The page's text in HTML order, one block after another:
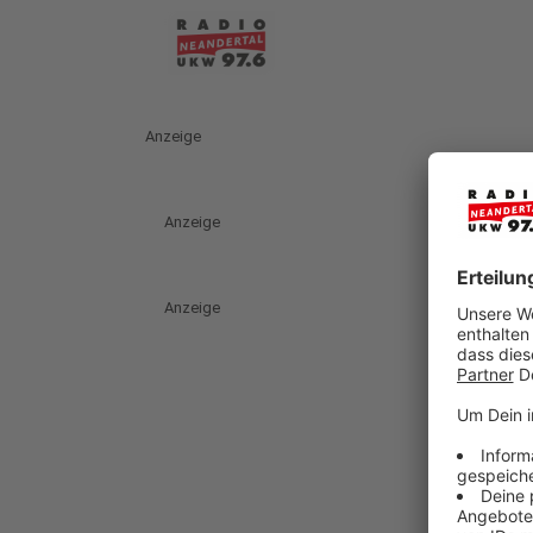
Anzeige
Anzeige
Anzeige